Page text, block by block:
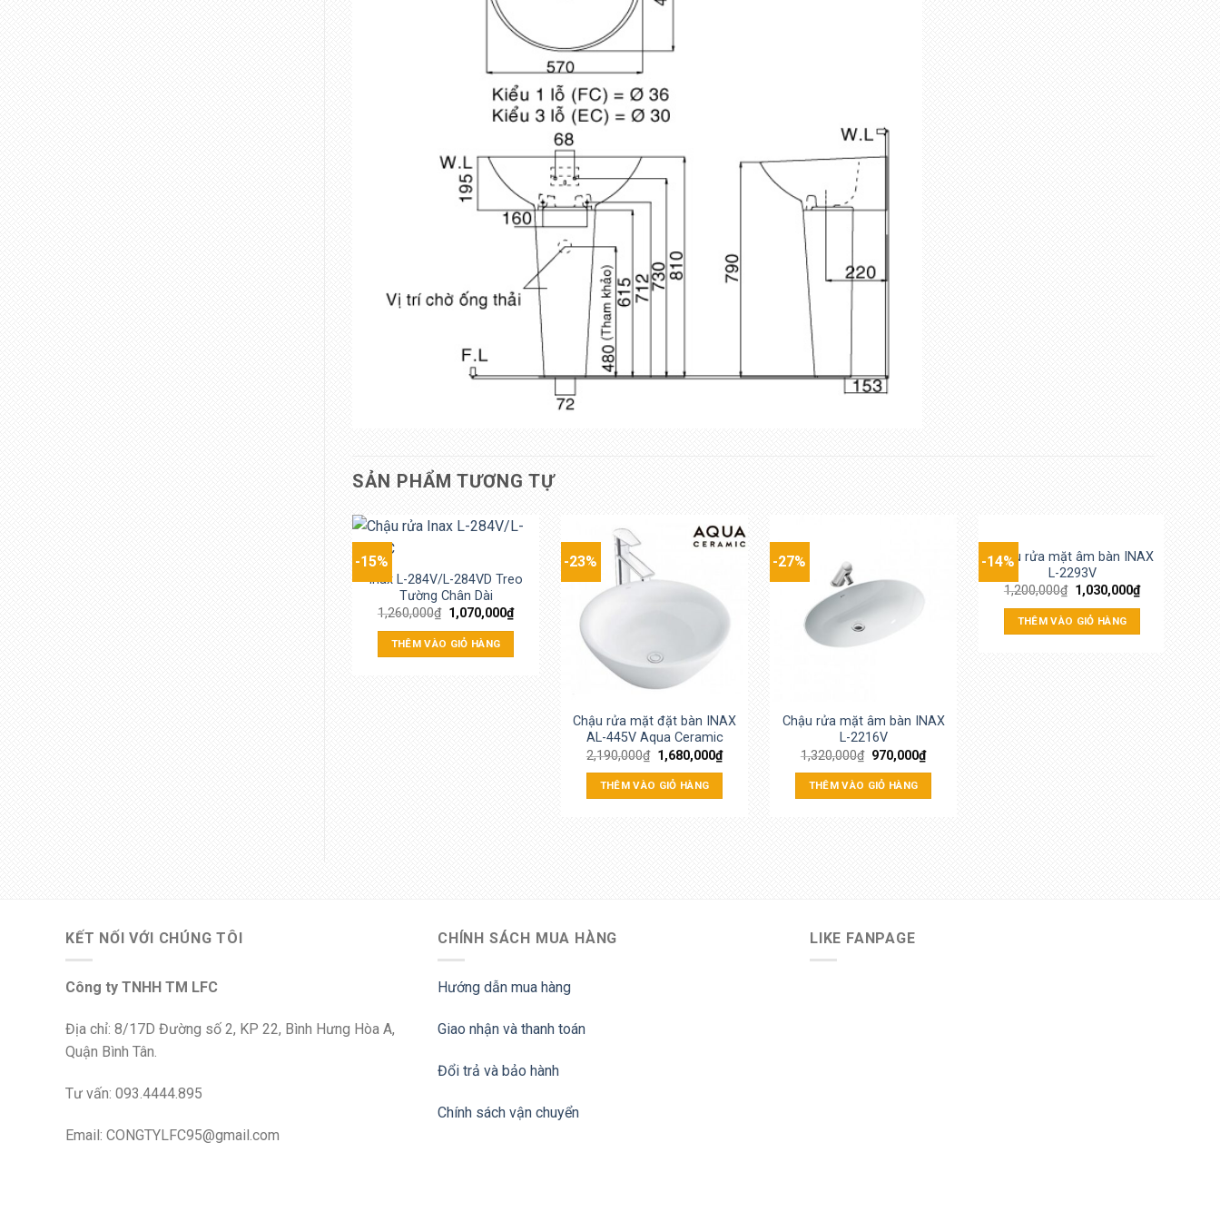
SẢN PHẨM TƯƠNG TỰ
-15%
Inax L-284V/L-284VD Treo
Tường Chân Dài
1,260,000₫ 1,070,000₫
THÊM VÀO GIỎ HÀNG
-23%
Chậu rửa mặt đặt bàn INAX
AL-445V Aqua Ceramic
2,190,000₫ 1,680,000₫
THÊM VÀO GIỎ HÀNG
-27%
Chậu rửa mặt âm bàn INAX
L-2216V
1,320,000₫ 970,000₫
THÊM VÀO GIỎ HÀNG
-14%
Chậu rửa mặt âm bàn INAX
L-2293V
1,200,000₫ 1,030,000₫
THÊM VÀO GIỎ HÀNG
KẾT NỐI VỚI CHÚNG TÔI
Công ty TNHH TM LFC
Địa chỉ: 8/17D Đường số 2, KP 22, Bình Hưng Hòa A,
Quận Bình Tân.
Tư vấn: 093.4444.895
Email: CONGTYLFC95@gmail.com
CHÍNH SÁCH MUA HÀNG
Hướng dẫn mua hàng
Giao nhận và thanh toán
Đổi trả và bảo hành
Chính sách vận chuyển
LIKE FANPAGE